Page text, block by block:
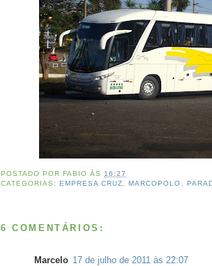
POSTADO PORFABIO ÀS16:27
CATEGORIAS:EMPRESA CRUZ,MARCOPOLO ,
6 COMENTÁRIOS:
Marcelo 17 de julho de 2011 às 22:07